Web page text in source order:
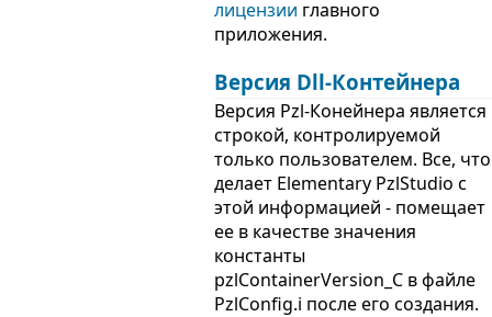
лицензии главного
приложения.
Версия Dll-Контейнера
Версия Pzl-Конейнера является
строкой, контролируемой
только пользователем. Все, что
делает Elementary PzlStudio с
этой информацией - помещает
ее в качестве значения
константы
pzlContainerVersion_C в файле
PzlConfig.i после его создания.